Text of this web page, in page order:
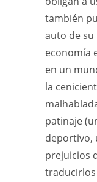
también
auto de su
economía
en un
la
patinaje
deportivo,
prejuicios